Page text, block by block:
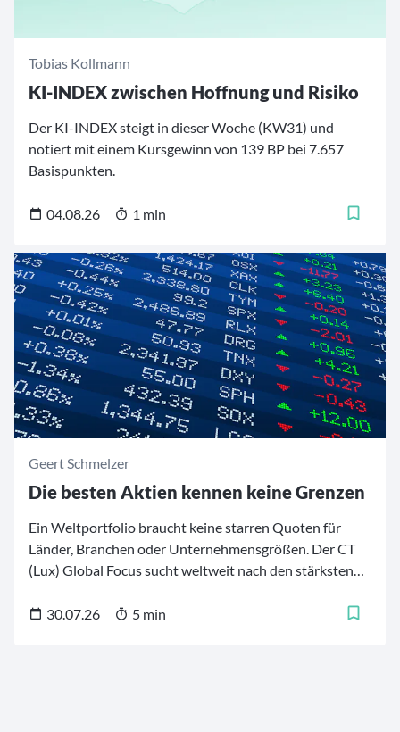
Tobias Kollmann
KI-INDEX zwischen Hoffnung und Risiko
Der KI-INDEX steigt in dieser Woche (KW31) und
notiert mit einem Kursgewinn von 139 BP bei 7.657
Basispunkten.
04.08.26 1 min
Geert Schmelzer
Die besten Aktien kennen keine Grenzen
Ein Weltportfolio braucht keine starren Quoten für
Länder, Branchen oder Unternehmensgrößen. Der CT
(Lux) Global Focus sucht weltweit nach den stärksten
Industrieländern bis zu ausgewählten
30.07.26 5 min